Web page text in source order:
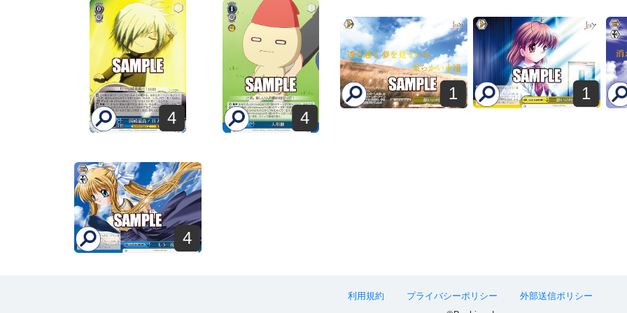
4 4
1 1
4
利用規約 プライバシーポリシー
外部送信ポリシー